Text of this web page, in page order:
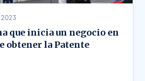
2023
que inicia un negocio en
obtener la Patente